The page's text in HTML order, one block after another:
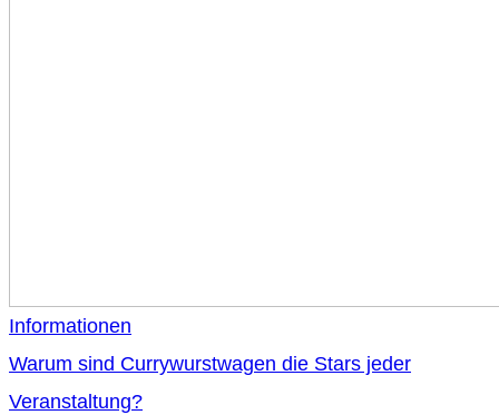
Informationen
Warum sind Currywurstwagen die Stars jeder
Veranstaltung?